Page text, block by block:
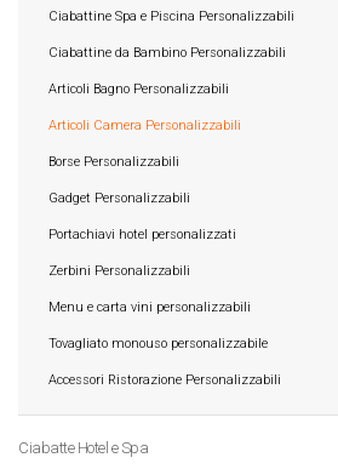
Ciabattine Spa e Piscina Personalizzabili
Ciabattine da Bambino Personalizzabili
Articoli Bagno Personalizzabili
Articoli Camera Personalizzabili
Borse Personalizzabili
Gadget Personalizzabili
Portachiavi hotel personalizzati
Zerbini Personalizzabili
Menu e carta vini personalizzabili
Tovagliato monouso personalizzabile
Accessori Ristorazione Personalizzabili
Ciabatte Hotel e Spa